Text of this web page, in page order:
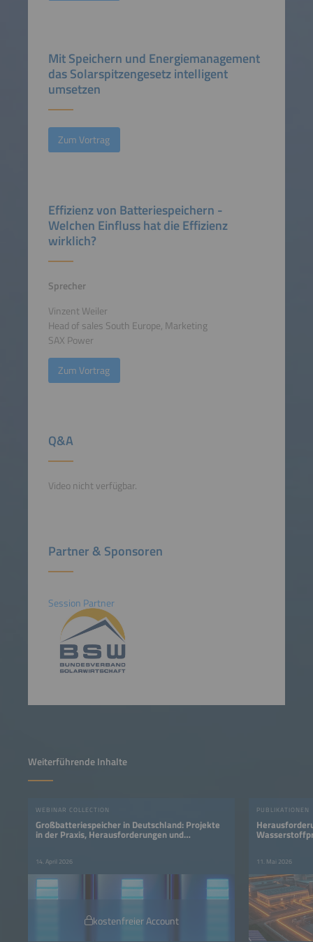
Mit Speichern und Energiemanagement
das Solarspitzengesetz intelligent
umsetzen
Zum Vortrag
Effizienz von Batteriespeichern -
Welchen Einfluss hat die Effizienz
wirklich?
Sprecher
Vinzent Weiler
Head of sales South Europe, Marketing
SAX Power
Zum Vortrag
Q&A
Video nicht verfügbar.
Partner & Sponsoren
Session Partner
Weiterführende Inhalte
WEBINAR COLLECTION
Großbatteriespeicher in Deutschland: Projekte
in der Praxis, Herausforderungen und
14. April 2026
kostenfreier Account
PUBLIKATIONEN
11. Mai 2026